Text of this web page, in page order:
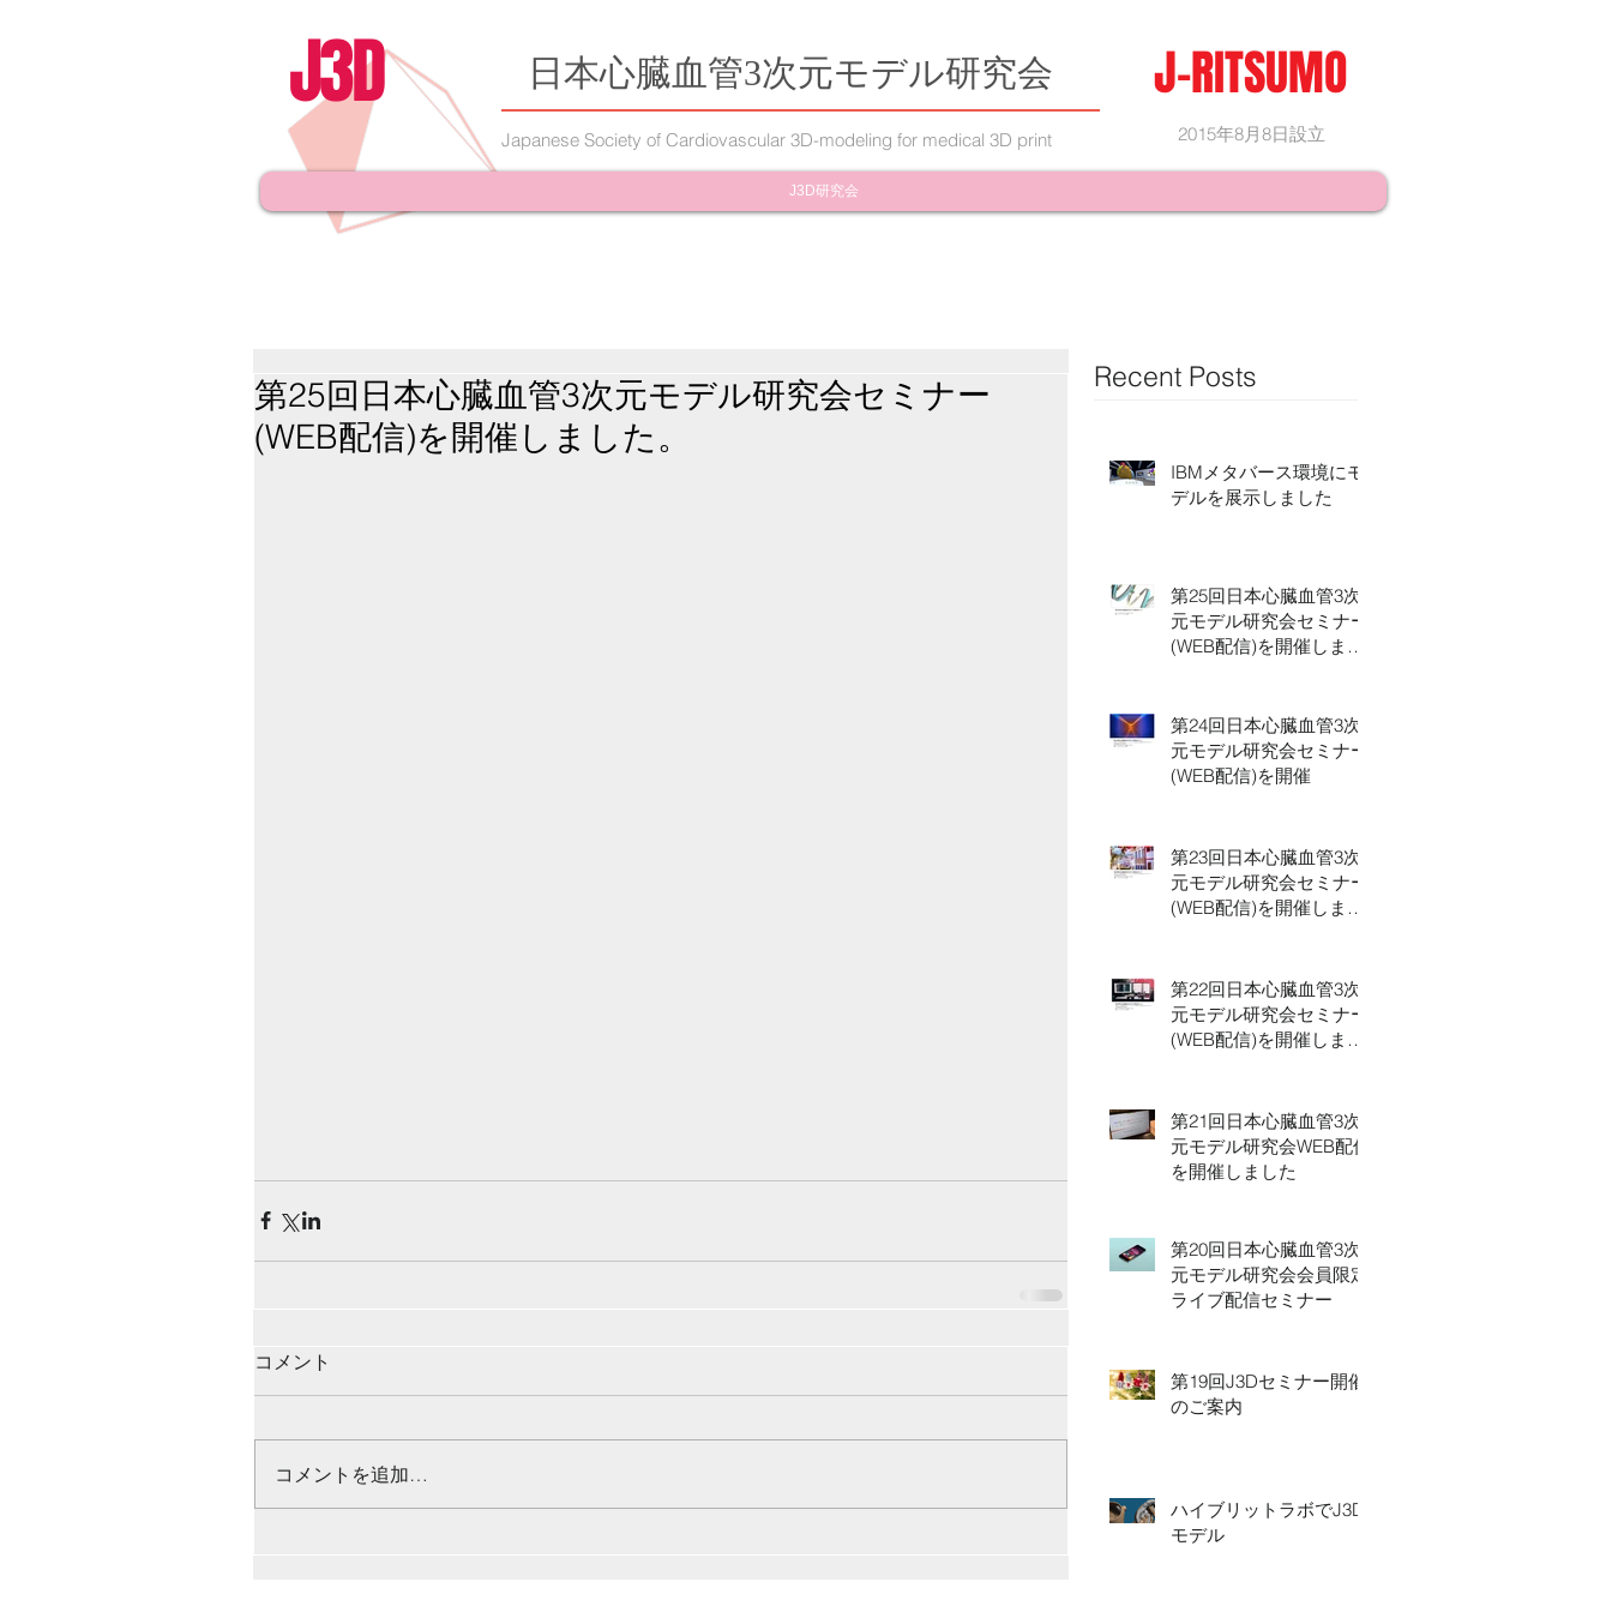
J3D 日本心臓血管3次元モデル研究会 J-RITSUMO
Japanese Society of Cardiovascular 3D-modeling for medical 3D print 2015年8月8日設立
J3D研究会
第25回日本心臓血管3次元モデル研究会セミナー
(WEB配信)を開催しました。
コメント
コメントを追加…
Recent Posts
IBMメタバース環境にモ
デルを展示しました
第25回日本心臓血管3次
元モデル研究会セミナー
(WEB配信)を開催しまし
第24回日本心臓血管3次
元モデル研究会セミナー
(WEB配信)を開催
第23回日本心臓血管3次
元モデル研究会セミナー
(WEB配信)を開催しまし
第22回日本心臓血管3次
元モデル研究会セミナー
(WEB配信)を開催しまし
第21回日本心臓血管3次
元モデル研究会WEB配信
を開催しました
第20回日本心臓血管3次
元モデル研究会会員限定
ライブ配信セミナー
第19回J3Dセミナー開催
のご案内
ハイブリットラボでJ3D
モデル